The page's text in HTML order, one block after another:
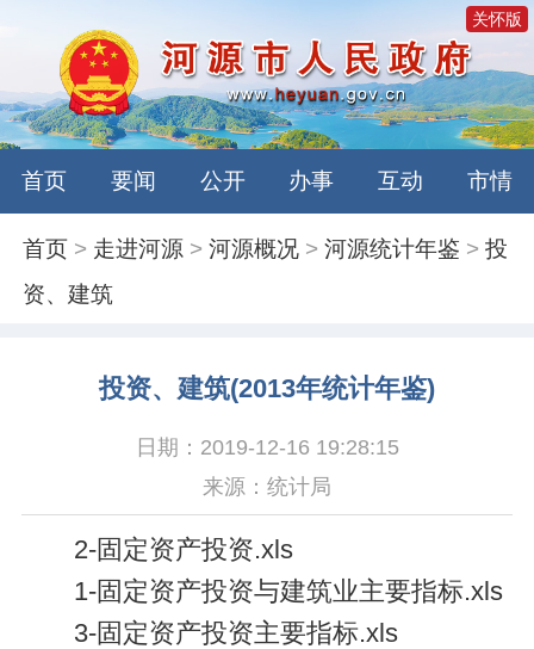
关怀版
首页 要闻 公开 办事 互动 市情
首页 > 走进河源 >河源概况 >河源统计年鉴 >投
资、建筑
投资、建筑(2013年统计年鉴)
日期：2019-12-16 19:28:15
来源：统计局
2-固定资产投资.xls
1-固定资产投资与建筑业主要指标.xls
3-固定资产投资主要指标.xls